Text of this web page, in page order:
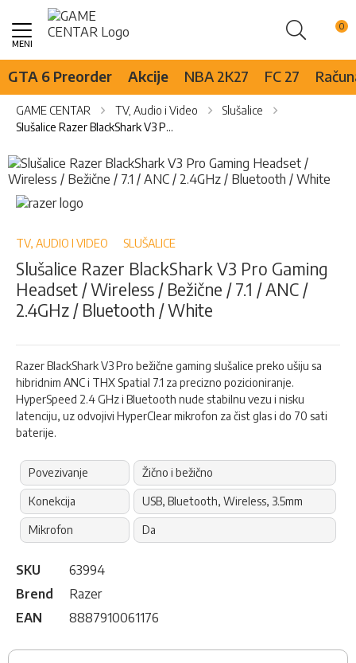
Pretraži
Skip
Content
GTA 6 Preorder Akcije NBA 2K27 FC 27
GAME CENTAR TV, Audio i Video
Slušalice
Slušalice Razer BlackShark V3 Pro Gaming Headset / Wireless / Bežične / 7.1 / ANC / 2.4GHz / Bluetooth / White
Skip
to
the
end
the
images
gallery
Skip
to
beginning
the
images
gallery
TV, AUDIO I VIDEO SLUŠALICE
Slušalice Razer BlackShark V3 Pro Gaming
Headset / Wireless / Bežične / 7.1 / ANC /
2.4GHz / Bluetooth / White
Razer BlackShark V3 Pro bežične gaming slušalice preko ušiju sa
hibridnim ANC i THX Spatial 7.1 za precizno pozicioniranje.
HyperSpeed 2.4 GHz i Bluetooth nude stabilnu vezu i nisku
latenciju, uz odvojivi HyperClear mikrofon za čist glas i do 70 sati
baterije.
Povezivanje Žično i bežično
Konekcija USB, Bluetooth, Wireless, 3.5mm
Mikrofon Da
SKU
63994
Brend
Razer
EAN
8887910061176